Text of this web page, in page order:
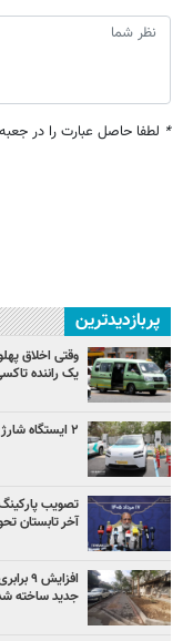
* لطفا حاصل عبارت را در
پربازدیدترین
وقتی اخلاق
یک راننده
۲ ایستگاه شارژ تاکسی‌های برقی در آستانه بهره‌برداری
آخر تابستان
جدید ساخته